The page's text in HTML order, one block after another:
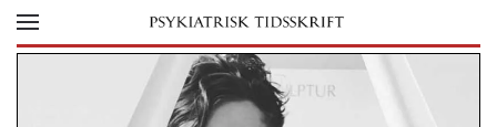
Skip to main content